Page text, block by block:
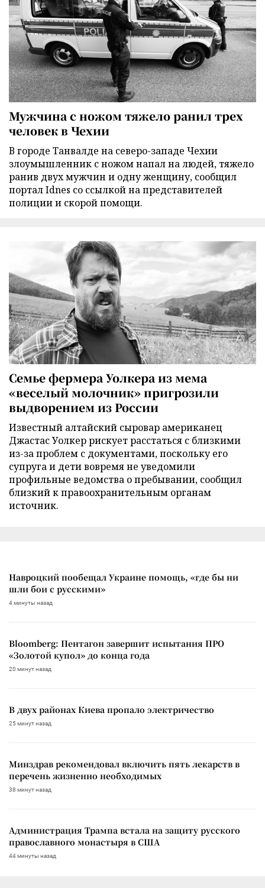
Мужчина с ножом тяжело ранил трех
человек в Чехии
В городе Танвалде на северо-западе Чехии
злоумышленник с ножом напал на людей, тяжело
ранив двух мужчин и одну женщину, сообщил
портал Idnes со ссылкой на представителей
полиции и скорой помощи.
Семье фермера Уолкера из мема
«веселый молочник» пригрозили
выдворением из России
Известный алтайский сыровар американец
Джастас Уолкер рискует расстаться с близкими
из-за проблем с документами, поскольку его
супруга и дети вовремя не уведомили
профильные ведомства о пребывании, сообщил
близкий к правоохранительным органам
источник.
Навроцкий пообещал Украине помощь, «где бы ни
шли бои с русскими»
4 минуты назад
Bloomberg: Пентагон завершит испытания ПРО
«Золотой купол» до конца года
20 минут назад
В двух районах Киева пропало электричество
25 минут назад
Минздрав рекомендовал включить пять лекарств в
перечень жизненно необходимых
38 минут назад
Администрация Трампа встала на защиту русского
православного монастыря в США
44 минуты назад